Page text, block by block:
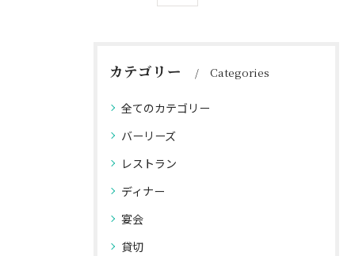
カテゴリー Categories
全てのカテゴリー
バーリーズ
レストラン
ディナー
宴会
貸切